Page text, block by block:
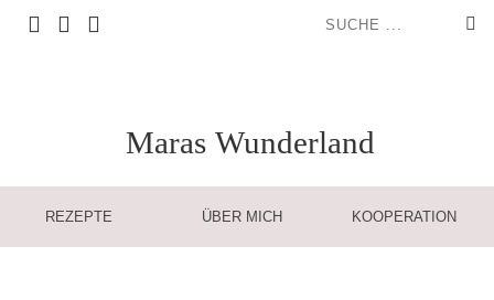
Maras Wunderland
REZEPTE ÜBER MICH KOOPERATION